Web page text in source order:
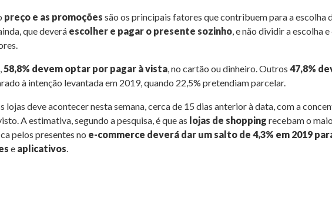
preço e as promoções são os principais fatores que contribuem para a escolha
que deverá escolher e pagar o presente sozinho, e não dividir a escolha
58,8% devem optar por pagar à vista, no cartão ou dinheiro. Outros 47,8%
à intenção levantada em 2019, quando 22,5% pretendiam parcelar.
deve acontecer nesta semana, cerca de 15 dias anterior à data, com a
A estimativa, segundo a pesquisa, é que as lojas de shopping recebam o
pelos presentes no e-commerce deverá dar um salto de 4,3% em 2019
e aplicativos.